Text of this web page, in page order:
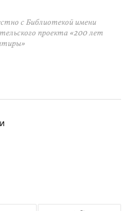
с Библиотекой имени
проекта «200 лет